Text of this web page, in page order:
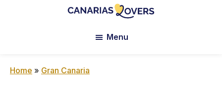
Lovers:
Gran
Canaria
Claire
Menu
Home » Gran Canaria